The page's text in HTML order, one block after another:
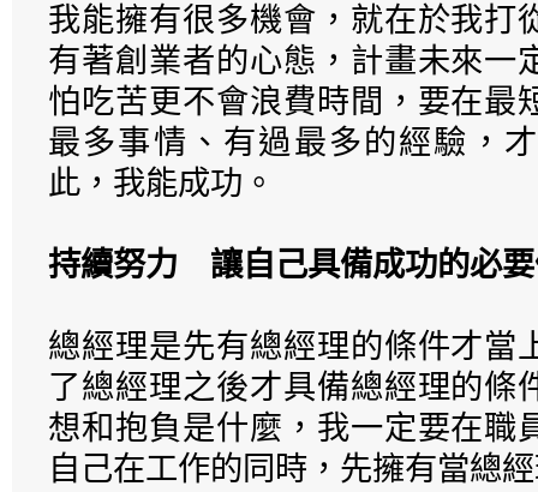
我能擁有很多機會，就在於我打
有著創業者的心態，計畫未來一
怕吃苦更不會浪費時間，要在最
最多事情、有過最多的經驗，
此，我能成功。
持續努力 讓自己具備成功的必
總經理是先有總經理的條件才當
了總經理之後才具備總經理的條
想和抱負是什麼，我一定要在職
自己在工作的同時，先擁有當總